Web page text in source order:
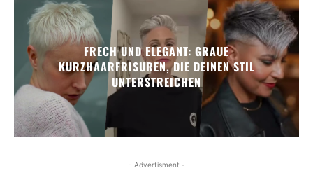
FRECH UND ELEGANT: GRAUE
KURZHAARFRISUREN, DIE DEINEN STIL
UNTERSTREICHEN
- Advertisment -